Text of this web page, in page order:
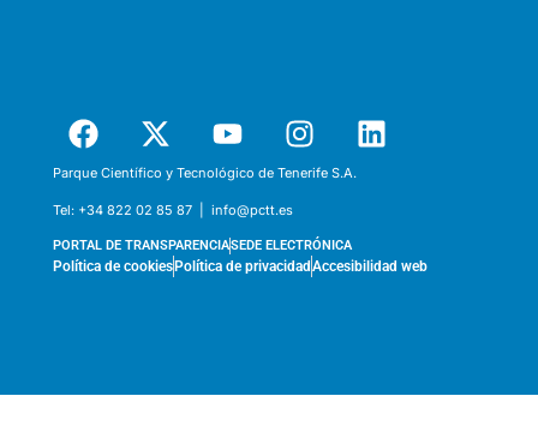
Parque Científico y Tecnológico de Tenerife S.A.
Tel: +34 822 02 85 87 | info@pctt.es
PORTAL DE TRANSPARENCIASEDE ELECTRÓNICA
Política de cookies Política de privacidad Accesibilidad web